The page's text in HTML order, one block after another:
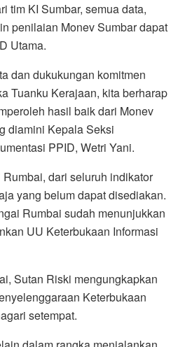
tim KI Sumbar, semua data,
penilaian Monev Sumbar dapat
Utama.
dan dukukungan komitmen
Tuanku Kerajaan, kita berharap
hasil baik dari Monev
diamini Kepala Seksi
PPID, Wetri Yani.
dari seluruh indikator
yang belum dapat disediakan.
Rumbai sudah menunjukkan
UU Keterbukaan Informasi
Sutan Riski mengungkapkan
Keterbukaan
setempat.